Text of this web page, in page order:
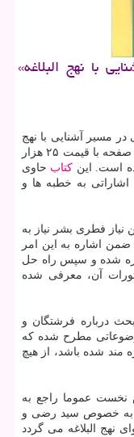
با نهج البلاغه»
در مسیر آشنایی با نهج
البلاغه» به قلم علیرضا صادقی میاب در ۲۱۶ صفحه با قیمت ۲۵ هزار
است. این كتاب حاوی
اشاراتی به خطبه ها و
نیاز فطری بشر نیاز به
اشاره به این امر
شده و سپس راه حل
آن، معرفی شده
درباره فرشتگان و
مطرح شده كه
مند شده باشد، از هیچ
عموما راجع به
به خصوص سید رضی و
نهج البلاغه می گردد